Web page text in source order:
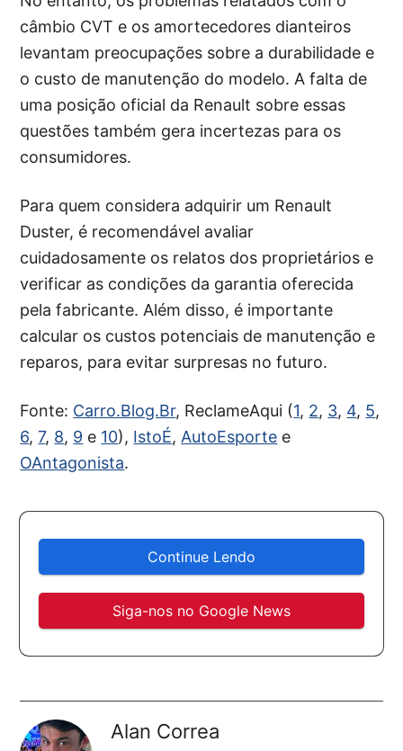
câmbio CVT e os amortecedores dianteiros
levantam preocupações sobre a durabilidade e
o custo de manutenção do modelo. A falta de
uma posição oficial da Renault sobre essas
questões também gera incertezas para os
consumidores.
Para quem considera adquirir um Renault
Duster, é recomendável avaliar
cuidadosamente os relatos dos proprietários e
verificar as condições da garantia oferecida
pela fabricante. Além disso, é importante
calcular os custos potenciais de manutenção e
reparos, para evitar surpresas no futuro.
Fonte: Carro.Blog.Br, ReclameAqui (1, 2, 3, 4, 5,
6,7, 8, 9 e 10), IstoÉ,AutoEsporte e
OAntagonista.
Continue Lendo
Siga-nos no Google News
Alan Correa